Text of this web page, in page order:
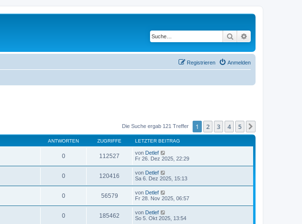
Suche
Anmelden
Registrieren
Die Suche ergab 121 Treffer 1 2 3 4 5
ANTWORTEN ZUGRIFFE LETZTER BEITRAG
0 112527 von Detlef
Fr 26. Dez 2025, 22:29
0 120416 von Detlef
Sa 6. Dez 2025, 15:13
0 56579 von Detlef
Fr 28. Nov 2025, 06:57
0 185462 von Detlef
So 5. Okt 2025, 13:54